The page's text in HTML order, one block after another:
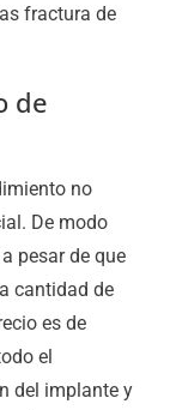
fractura de
de
no
De modo
pesar de que
cantidad de
es de
el
del implante y